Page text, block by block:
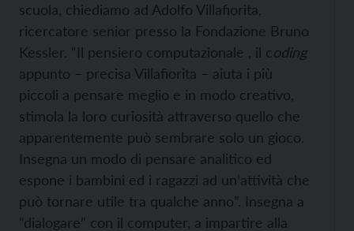
scuola, chiediamo ad Adolfo Villafiorita,
ricercatore senior presso la Fondazione Bruno
Kessler. “Il pensiero computazionale , il c oding
appunto – precisa Villafiorita – aiuta i più
piccoli a pensare meglio e in modo creativo,
stimola la loro curiosità attraverso quello che
apparentemente può sembrare solo un gioco.
Insegna un modo di pensare analitico ed
espone i bambini ed i ragazzi ad un’attività che
può tornare utile tra qualche anno”. Insegna a
“dialogare” con il computer, a impartire alla